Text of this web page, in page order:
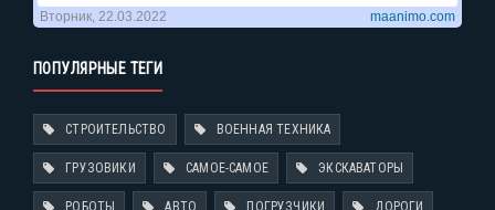
ПОПУЛЯРНЫЕ ТЕГИ
СТРОИТЕЛЬСТВО ВОЕННАЯ ТЕХНИКА
ГРУЗОВИКИ САМОЕ-САМОЕ ЭКСКАВАТОРЫ